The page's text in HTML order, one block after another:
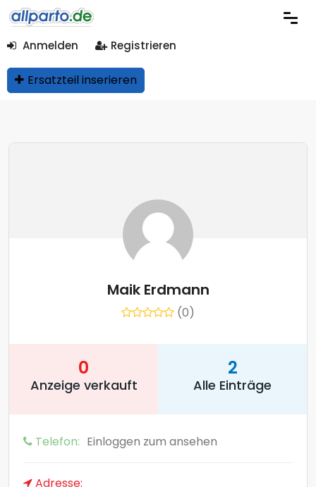
Anmelden Registrieren
Ersatzteil inserieren
Maik Erdmann
(0)
0
Anzeige verkauft
2
Alle Einträge
Telefon: Einloggen zum ansehen
Adresse: